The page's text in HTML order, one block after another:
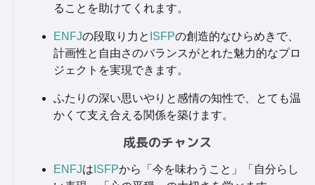
ることを助けてくれます。
ENFJの段取り力と ISFPの創造的なひらめきで、
計画性と自由さのバランスがとれた魅力的なプロ
ジェクトを実現できます。
ふたりの深い思いやりと感情の知性で、とても温
かくて支え合える関係を築けます。
成長のチャンス
ENFJは ISFPから「今を味わうこと」「自分らし